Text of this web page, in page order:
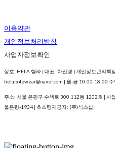
이용약관
개인정보처리방침
사업자정보확인
상호: HELA 헬라 | 대표: 차진경 | 개인정보관리
helapolewear@naver.com | 월-금 10:00-18:00 주
주소: 서울 은평구 수색로 300 112동 1202호 | 사
울은평-1934 | 호스팅제공자: (주)식스샵